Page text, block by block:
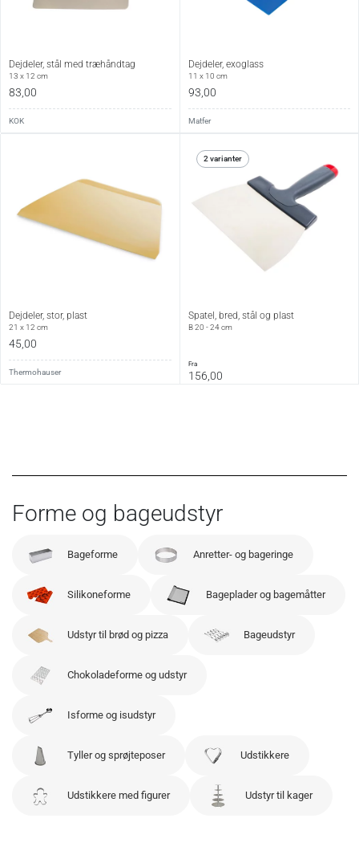
Dejdeler, stål med træhåndtag
13 x 12 cm
83,00
KOK
Dejdeler, exoglass
11 x 10 cm
93,00
Matfer
Dejdeler, stor, plast
21 x 12 cm
45,00
Thermohauser
2 varianter
Spatel, bred, stål og plast
B 20 - 24 cm
fra
156,00
Forme og bageudstyr
Bageforme Anretter- og bageringe
Silikoneforme Bageplader og bagemåtter
Udstyr til brød og pizza Bageudstyr
Chokoladeforme og udstyr
Isforme og isudstyr
Tyller og sprøjteposer Udstikkere
Udstikkere med figurer Udstyr til kager